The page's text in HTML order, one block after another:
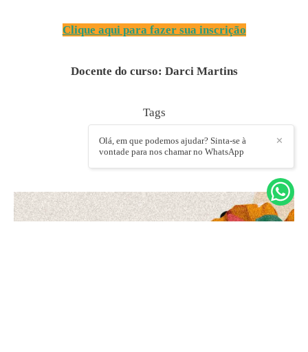
Clique aqui para fazer sua inscrição
Docente do curso: Darci Martins
Tags
Esquema L Lacan ✕
Olá, em que podemos ajudar? Sinta-se à
vontade para nos chamar no WhatsApp